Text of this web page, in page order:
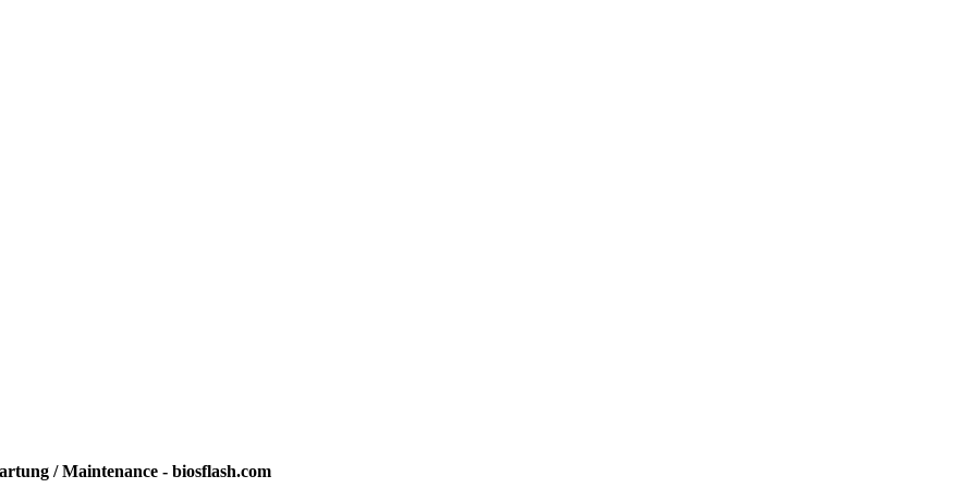
/ Maintenance - biosflash.com